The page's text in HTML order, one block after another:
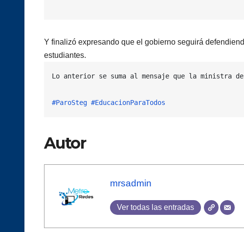
Y finalizó expresando que el gobierno seguirá
estudiantes.
Lo anterior se suma al mensaje que la ministra
#ParoSteg #EducacionParaTodos
Autor
mrsadmin
Ver todas las entradas